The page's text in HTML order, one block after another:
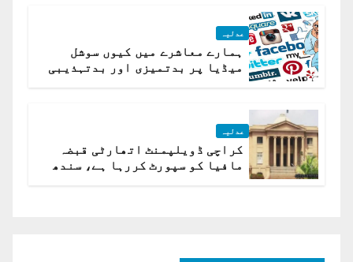
عدلیہ
ہمارے معاشرے میں کیوں سوشل
میڈیا پر بدتمیزی اور بدتہذیبی
عدلیہ
کراچی ڈویلپمنٹ اتھارٹی قبضہ
مافیا کو سپورٹ کررہا ہے، سندھ